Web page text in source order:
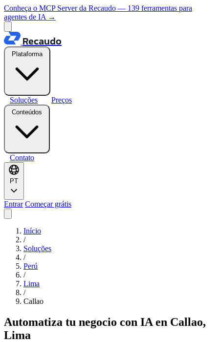
Conheça o MCP Server da Recaudo — 139 ferramentas para
agentes de IA →
Recaudo
Plataforma
Soluções Preços
Conteúdos
Contato
PT
Entrar Começar grátis
Início
/
Soluções
/
Perú
/
Lima
/
Callao
Automatiza tu negocio con IA en Callao,
Lima